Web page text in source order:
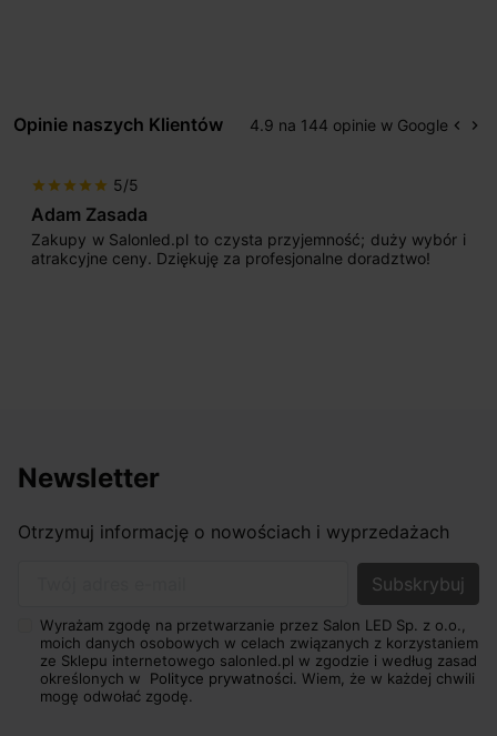
Opinie naszych Klientów 4.9 na 144 opinie w Google keyboard_arrow_left keyboard_arrow_right
star star star star star 5/5
Adam Zasada
Zakupy w Salonled.pl to czysta przyjemność; duży wybór i
atrakcyjne ceny. Dziękuję za profesjonalne doradztwo!
Newsletter
Otrzymuj informację o nowościach i wyprzedażach
Wyrażam zgodę na przetwarzanie przez Salon LED Sp. z o.o.,
moich danych osobowych w celach związanych z korzystaniem
ze Sklepu internetowego salonled.pl w zgodzie i według zasad
określonych w Polityce prywatności. Wiem, że w każdej chwili
mogę odwołać zgodę.